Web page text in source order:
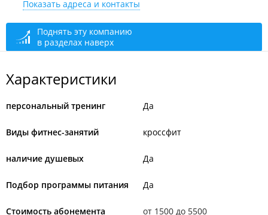
+7 902 057-49-00
+7 908 976-88-49
закрыто, откроется в 07:00
Показать адреса и контакты
Поднять эту компанию
в разделах наверх
Характеристики
персональный тренинг Да
Виды фитнес-занятий кроссфит
наличие душевых Да
Подбор программы питания Да
Стоимость абонемента
от 1500 до 5500